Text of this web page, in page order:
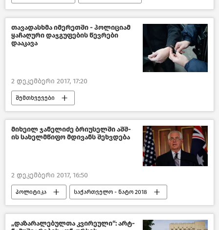
ჯანდაცვა საქართველოში
თავადასხმა იმერეთში - პოლიციამ
ყაჩაღური დაჯგუფების წევრები
დააკავა
2 დეკემბერი 2017, 17:20
შემთხვევები
შემთხვევები საქართველოში –2018
საქართველო
მიხეილ ჯანელიძე ბრიუსელში აშშ-
ის სახელმწიფო მდივანს შეხვდება
2 დეკემბერი 2017, 16:50
პოლიტიკა საქართველო - ნატო 2018
საქართველო
„დაზარალებულთა კვირეული“: არტ-